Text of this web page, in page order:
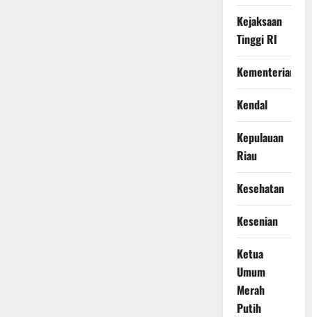
Kejaksaan
Tinggi RI
Kementerian
Kendal
Kepulauan
Riau
Kesehatan
Kesenian
Ketua
Umum
Merah
Putih